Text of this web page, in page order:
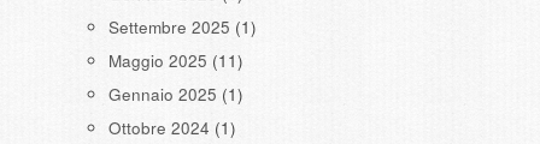
Settembre 2025 (1)
Maggio 2025 (11)
Gennaio 2025 (1)
Ottobre 2024 (1)